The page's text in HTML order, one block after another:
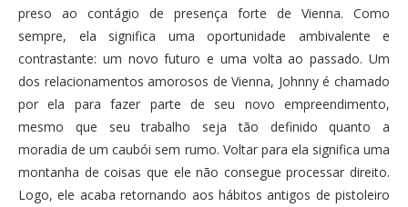
preso ao contágio de presença forte de Vienna. Como
sempre, ela significa uma oportunidade ambivalente e
contrastante: um novo futuro e uma volta ao passado. Um
dos relacionamentos amorosos de Vienna, Johnny é chamado
por ela para fazer parte de seu novo empreendimento,
mesmo que seu trabalho seja tão definido quanto a
moradia de um caubói sem rumo. Voltar para ela significa uma
montanha de coisas que ele não consegue processar direito.
Logo, ele acaba retornando aos hábitos antigos de pistoleiro